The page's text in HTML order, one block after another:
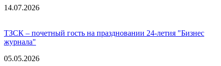
14.07.2026
ТЗСК – почетный гость на праздновании 24-летия "Бизнес
журнала"
05.05.2026